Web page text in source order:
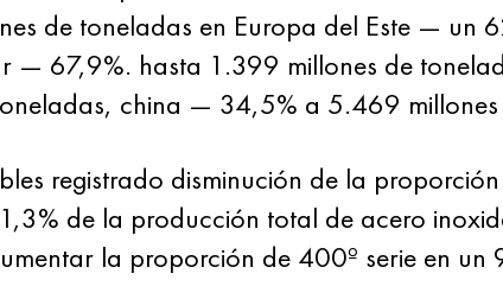
de toneladas en Europa del Este — un
— 67,9%. hasta 1.399 millones de
china — 34,5% a 5.469 millones
registrado disminución de la
de la producción total de acero
la proporción de 400º serie en un